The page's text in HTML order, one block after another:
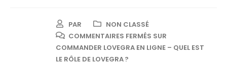
PAR
NON CLASSÉ
COMMENTAIRES FERMÉS SUR
COMMANDER LOVEGRA EN LIGNE – QUEL EST
LE RÔLE DE LOVEGRA ?